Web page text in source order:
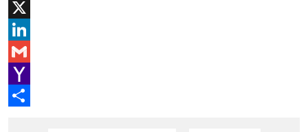
h
a
t
A
F
a
c
b
X
L
n
G
m
Y